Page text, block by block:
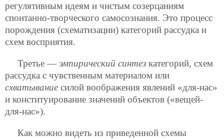
регулятивным идеям и чистым созерцаниям
спонтанно-творческого самосознания. Это процесс
порождения (схематизации) категорий рассудка и
схем восприятия.
Третье — эмпирический синтез категорий, схем
рассудка с чувственным материалом или
схватывание силой воображения явлений «для-нас»
и конституирование значений объектов («вещей-
для-нас»).
Как можно видеть из приведенной схемы